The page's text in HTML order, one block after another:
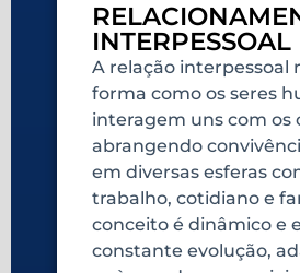
INTERPESSOAL
A relação interpessoal
forma como os seres
interagem uns com os
abrangendo
em diversas esferas
trabalho, cotidiano e
conceito é dinâmico e
constante evolução,